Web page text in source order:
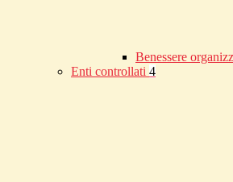
Benessere
Enti controllati 4